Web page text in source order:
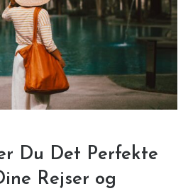
Du Det Perfekte
Rejser og